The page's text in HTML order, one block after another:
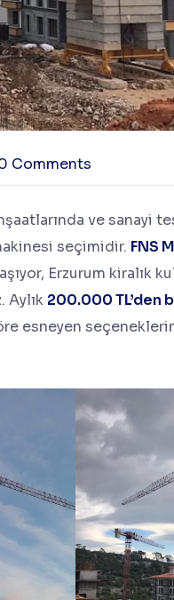
Comments
ve sanayi
seçimidir. FNS
Erzurum kiralık
Aylık 200.000 TL’den
esneyen